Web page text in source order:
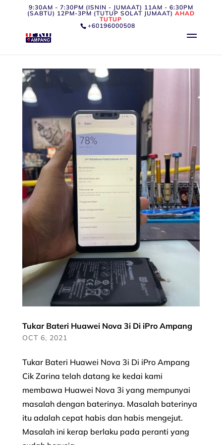
9:30AM - 7:30PM (ISNIN - JUMAAT) 11AM - 6:30PM
(SABTU) 12PM-3PM (TUTUP SOLAT JUMAAT) AHAD
TUTUP
+60196000508
Tukar Bateri Huawei Nova 3i Di iPro Ampang
OCT 6, 2021
Tukar Bateri Huawei Nova 3i Di iPro Ampang
Cik Zarina telah datang ke kedai kami
membawa Huawei Nova 3i yang mempunyai
masalah dengan baterinya. Masalah baterinya
itu adalah cepat habis dan habis mengejut.
Masalah ini kerap berlaku pada peranti yang